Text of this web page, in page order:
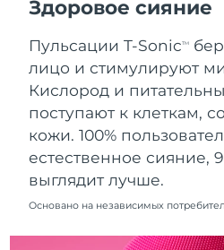
Здоровое сияние
Пульсации T-SonicTM
лицо и стимулируют
Кислород и
поступают к клеткам,
кожи. 100%
естественное сияние,
выглядит лучше.
Основано на независимых
Нидерланды
Новая Зеландия
Норвегия
Оман